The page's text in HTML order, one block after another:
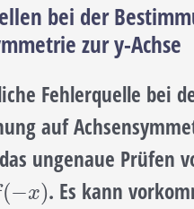
bei der
zur y-Achse
Fehlerquelle bei
auf
ungenaue Prüfen
(−x). Es kann